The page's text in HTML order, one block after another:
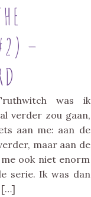
–
was ik
verder zou gaan,
aan me: aan de
maar aan de
ook niet enorm
serie. Ik was dan
[…]